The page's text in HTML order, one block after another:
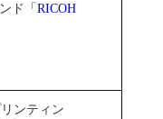
ド
「RICOH
ンティン